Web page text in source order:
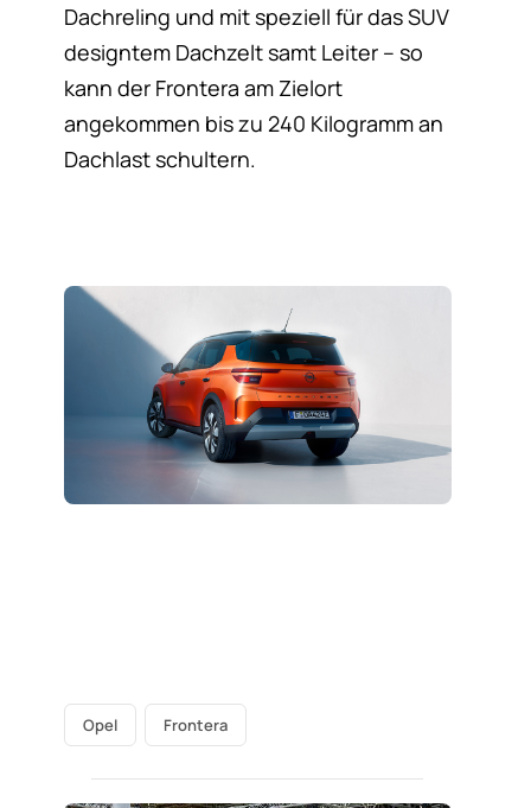
Dachreling und mit speziell für das SUV
designtem Dachzelt samt Leiter – so
kann der Frontera am Zielort
angekommen bis zu 240 Kilogramm an
Dachlast schultern.
Opel Frontera